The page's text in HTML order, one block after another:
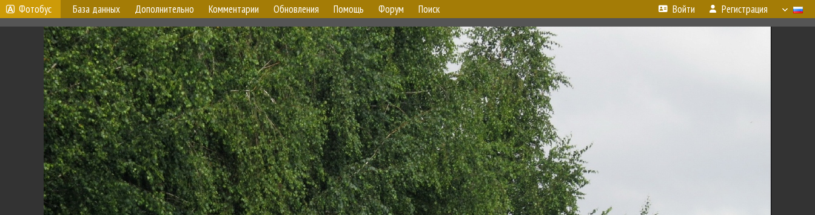
Фотобус База данных Дополнительно Комментарии Обновления Помощь Форум Поиск Войти Регистрация